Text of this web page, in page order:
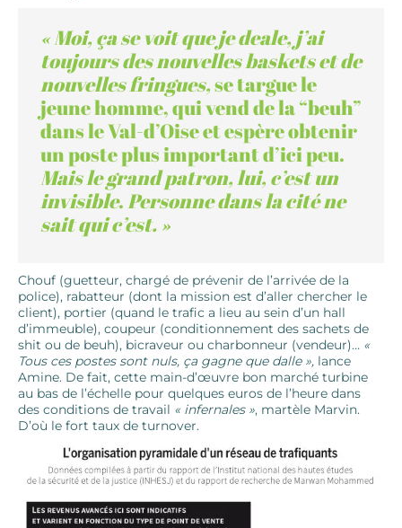
« Moi, ça se voit que je deale, j’ai
toujours des nouvelles baskets et de
nouvelles fringues,se targue le
jeune homme, qui vend de la “beuh”
dans le Val-d’Oise et espère obtenir
un poste plus important d’ici peu.
Mais le grand patron, lui, c’est un
invisible.Personne dans la cité ne
sait qui c’est. »
Chouf (guetteur, chargé de prévenir de l’arrivée de la
police), rabatteur (dont la mission est d’aller chercher le
client), portier (quand le trafic a lieu au sein d’un hall
d’immeuble), coupeur (conditionnement des sachets de
shit ou de beuh), bicraveur ou charbonneur (vendeur)… «
Tous ces postes sont nuls, ça gagne que dalle », lance
Amine. De fait, cette main-d’œuvre bon marché turbine
au bas de l’échelle pour quelques euros de l’heure dans
des conditions de travail « infernales », martèle Marvin.
D’où le fort taux de turnover.